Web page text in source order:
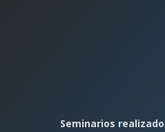
Seminarios